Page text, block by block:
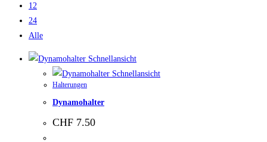
12
24
Alle
Schnellansicht
Schnellansicht
Halterungen
Dynamohalter
CHF 7.50